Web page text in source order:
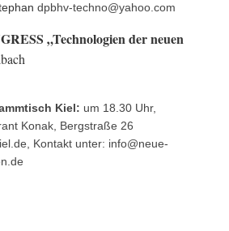
dpbhv-techno@yahoo.com
„Technologien der neuen
Kiel: um 18.30 Uhr,
Konak, Bergstraße 26
, Kontakt unter: info@neue-